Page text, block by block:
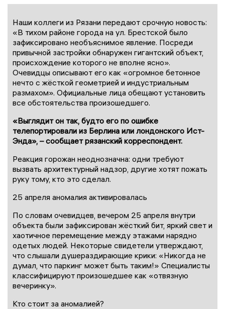
Наши коллеги из Рязани передают срочную новость:
«В тихом районе города на ул. Брестской было
зафиксировано необъяснимое явление. Посреди
привычной застройки обнаружен гигантский объект,
происхождение которого не вполне ясно».
Очевидцы описывают его как «огромное бетонное
нечто с жёсткой геометрией и индустриальным
размахом». Официальные лица обещают установить
все обстоятельства произошедшего.
«Выглядит он так, будто его по ошибке
телепортировали из Берлина или лондонского Ист-
Энда», – сообщает рязанский корреспондент.
Реакция горожан неоднозначна: одни требуют
вызвать архитектурный надзор, другие хотят пожать
руку тому, кто это сделал.
25 апреля аномалия активировалась
По словам очевидцев, вечером 25 апреля внутри
объекта были зафиксирован жёсткий бит, яркий свет и
хаотичное перемещение между этажами нарядно
одетых людей. Некоторые свидетели утверждают,
что слышали душераздирающие крики: «Никогда не
думал, что паркинг может быть таким!» Специалисты
классифицируют произошедшее как «отвязную
вечеринку».
Кто стоит за аномалией?